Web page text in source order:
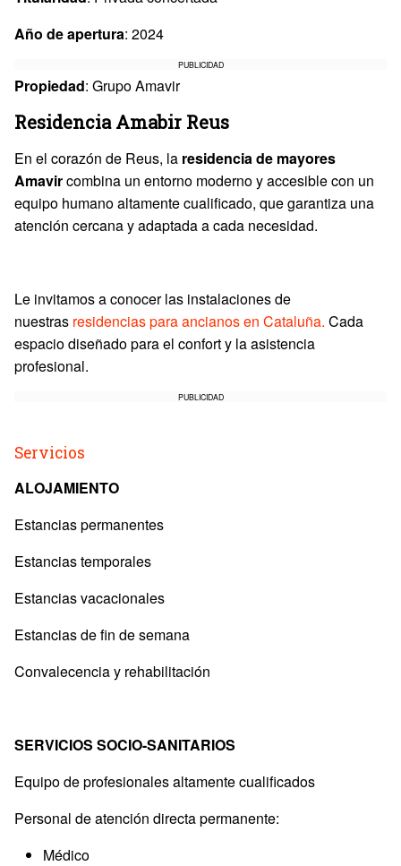
Año de apertura: 2024
PUBLICIDAD
Propiedad: Grupo Amavir
Residencia Amabir Reus
En el corazón de Reus, la residencia de mayores
Amavircombina un entorno moderno y accesible con un
equipo humano altamente cualificado, que garantiza una
atención cercana y adaptada a cada necesidad.
Le invitamos a conocer las instalaciones de
nuestras residencias para ancianos en Cataluña. Cada
espacio diseñado para el confort y la asistencia
profesional.
PUBLICIDAD
Servicios
ALOJAMIENTO
Estancias permanentes
Estancias temporales
Estancias vacacionales
Estancias de fin de semana
Convalecencia y rehabilitación
SERVICIOS SOCIO-SANITARIOS
Equipo de profesionales altamente cualificados
Personal de atención directa permanente:
Médico